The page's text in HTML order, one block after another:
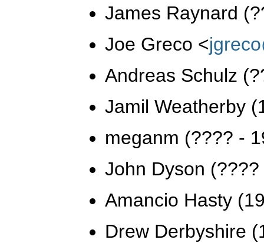
James Raynard
Joe Greco <
Andreas Schulz
Jamil Weatherby
meganm (???? -
John Dyson
Amancio Hasty
Drew Derbyshire